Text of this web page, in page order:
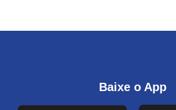
Baixe o App